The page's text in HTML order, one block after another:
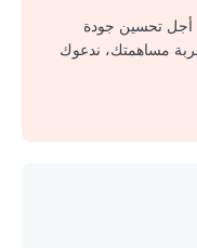
أجل تحسين جودة
مساهمتك، ندعوك